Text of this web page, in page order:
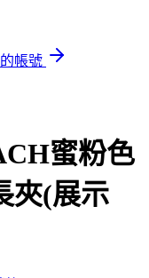
帳號
蜜粉色
夾(展示